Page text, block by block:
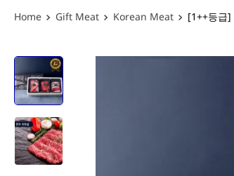
Gift Meat Korean Meat [1++등급